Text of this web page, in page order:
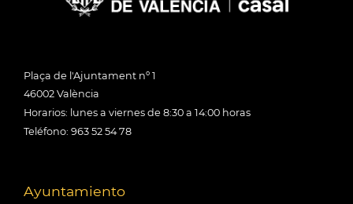
Plaça de l'Ajuntament nº 1
46002 València
Horarios: lunes a viernes de 8:30 a 14:00 horas
Teléfono: 963 52 54 78
Ayuntamiento